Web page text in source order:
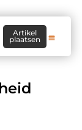
Artikel
plaatsen